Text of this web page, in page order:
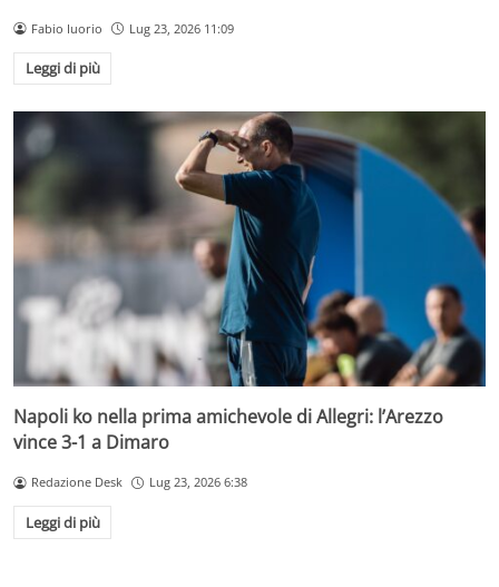
Fabio Iuorio Lug 23, 2026 11:09
Leggi di più
Napoli ko nella prima amichevole di Allegri: l’Arezzo
vince 3-1 a Dimaro
Redazione Desk Lug 23, 2026 6:38
Leggi di più